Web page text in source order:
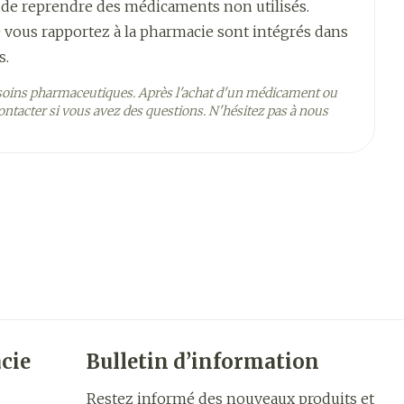
les 2 jours
la même heure, sur une peau propre, sèche, non
24 heures et doit ensuite être remplacé par
heures
reprendre des médicaments non utilisés.
rapportez à la pharmacie sont intégrés dans
pharmaceutiques. Après l'achat d'un médicament ou
si vous avez des questions. N'hésitez pas à nous
Bulletin d’information
Restez informé des nouveaux produits et